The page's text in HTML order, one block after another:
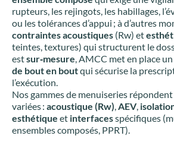
rupteurs, les rejingots, les habillages,
ou les tolérances d’appui ; à d’autres
contraintes acoustiques (Rw) et
teintes, textures) qui structurent le
estsur‑mesure , AMCC met en place
de bout en boutqui sécurise la
l’exécution.
Nos gammes de menuiseries
variées : acoustique (Rw) AEV,
esthétique et interfacesspécifiques
ensembles composés, PPRT).